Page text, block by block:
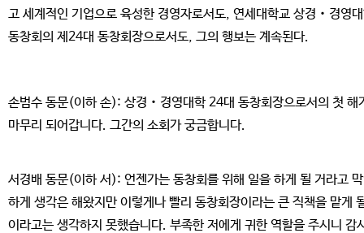
고 세계적인 기업으로 육성한 경영자로서도, 연세대학교 상경‧경영
동창회의 제24대 동창회장으로서도, 그의 행보는 계속된다.
손범수 동문(이하 손): 상경‧경영대학 24대 동창회장으로서의 첫 해
마무리 되어갑니다. 그간의 소회가 궁금합니다.
서경배 동문(이하 서): 언젠가는 동창회를 위해 일을 하게 될 거라고
하게 생각은 해왔지만 이렇게나 빨리 동창회장이라는 큰 직책을 맡게
이라고는 생각하지 못했습니다. 부족한 저에게 귀한 역할을 주시니 감